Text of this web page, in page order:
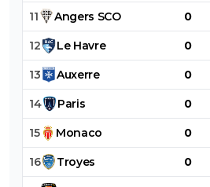
11 Angers SCO 0
12 Le Havre 0
13 Auxerre 0
14 Paris 0
15 Monaco 0
16 Troyes 0